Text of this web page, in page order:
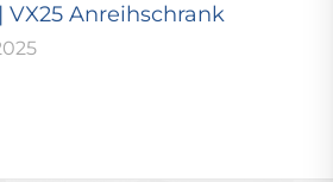
VX25 Anreihschrank